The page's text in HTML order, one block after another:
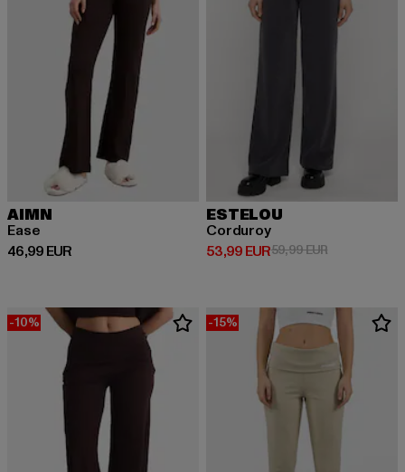
AIMN
Ease
46,99 EUR
Ajankohtainen hinta: 46,99 EUR
ESTELOU
Corduroy
53,99 EUR
Ajankohtainen hinta: 53,99 EUR
59,99 EUR
-10% -15%